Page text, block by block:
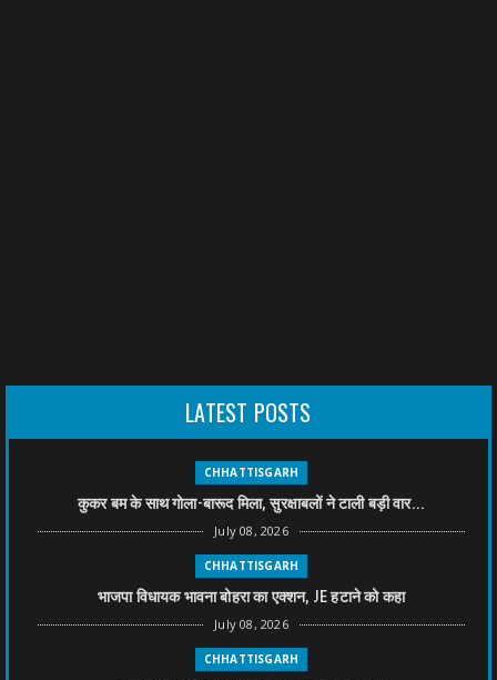
LATEST POSTS
CHHATTISGARH
कुकर बम के साथ गोला-बारूद मिला, सुरक्षाबलों ने टाली बड़ी वार...
July 08, 2026
CHHATTISGARH
भाजपा विधायक भावना बोहरा का एक्शन, JE हटाने को कहा
July 08, 2026
CHHATTISGARH